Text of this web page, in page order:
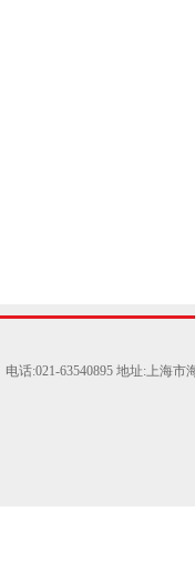
电话:021-63540895 地址:上海市